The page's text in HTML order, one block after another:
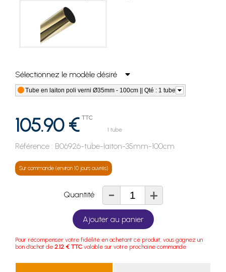
Sélectionnez le modèle désiré
Tube en laiton poli verni Ø35mm - 100cm || Qté : 1 tube
105.90 € TTC
1 tube
Référence : B06926-tube-laiton-35mm-100cm
Sur commande (environ 10 jours ouvrés)
Quantité - +
Ajouter au panier
Pour récompenser votre fidélité en achetant ce produit, vous gagnez un
bon d'achat de 2.12 € TTC valable sur votre prochaine commande.